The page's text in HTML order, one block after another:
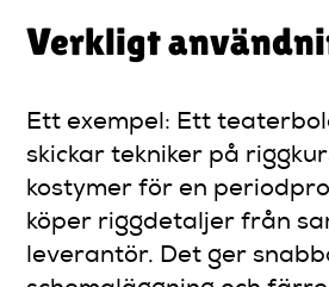
Verkligt
Ett exempel: Ett
skickar tekniker på
kostymer för en
köper riggdetaljer från
leverantör. Det ger